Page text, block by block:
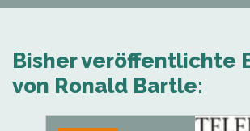
Bisher veröffentlichte
von Ronald Bartle: